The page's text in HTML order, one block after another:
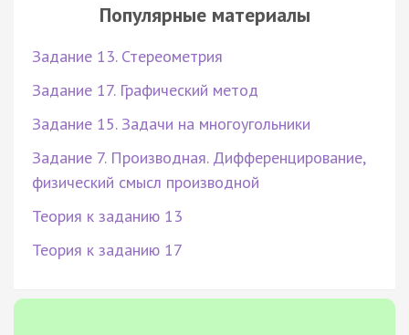
Популярные материалы
Задание 13. Стереометрия
Задание 17. Графический метод
Задание 15. Задачи на многоугольники
Задание 7. Производная. Дифференцирование,
физический смысл производной
Теория к заданию 13
Теория к заданию 17